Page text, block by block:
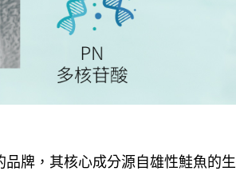
牌，其核心成分源自雄性鮭魚的生